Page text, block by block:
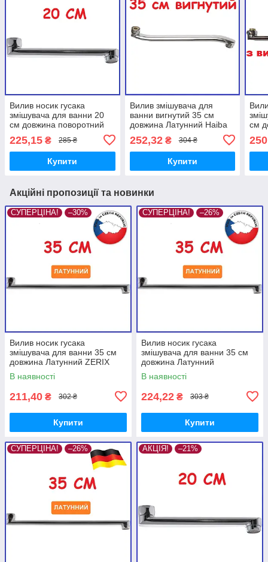
Вилив носик гусака
змішувача для ванни 20
см довжина поворотний
225,15 ₴ 285 ₴
Купити
Вилив змішувача для
ванни вигнутий 35 см
довжина Латунний Haiba
поворотний
252,32₴ 304 ₴
Купити
см
Акційні пропозиції та новинки
СУПЕРЦІНА! –30%
Вилив носик гусака
змішувача для ванни 35 см
довжина Латунний ZERIX
Зерікс стандартний
поворотний
В наявності
211,40 ₴ 302 ₴
Купити
СУПЕРЦІНА! –26%
Вилив носик гусака
змішувача для ванни 35 см
довжина Латунний
EUROPRODUCT стандартний
поворотний
В наявності
224,22 ₴ 303 ₴
Купити
СУПЕРЦІНА! –26% АКЦІЯ! –21%